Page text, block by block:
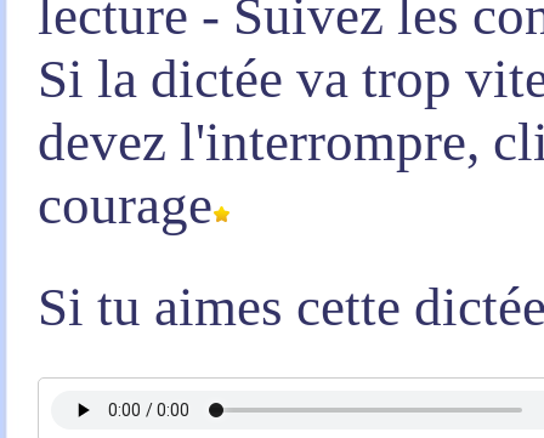
lecture - Suivez les
Si la dictée va trop
devez l'interrompre,
courage
Si tu aimes cette